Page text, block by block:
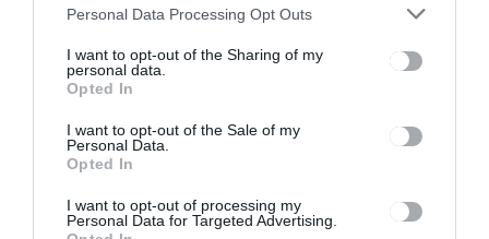
Personal Data Processing Opt Outs
I want to opt-out of the Sharing of my
personal data.
Opted In
I want to opt-out of the Sale of my
Personal Data.
Opted In
I want to opt-out of processing my
Personal Data for Targeted Advertising.
Újabb kilencedikes
színészosztályt indít a
következő tanévtől a
sepsiszentgyörgyi Plugor